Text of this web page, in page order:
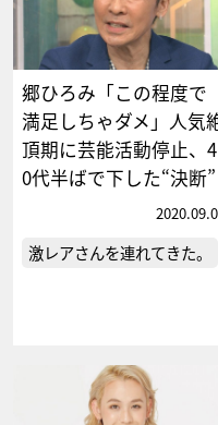
郷ひろみ「この程度で
満足しちゃダメ」人気
頂期に芸能活動停止、4
0代半ばで下した“決断”
激レアさんを連れてきた。